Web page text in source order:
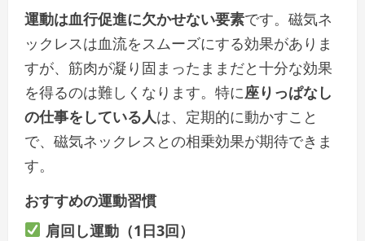
運動は血行促進に欠かせない要素です。磁気ネ
ックレスは血流をスムーズにする効果がありま
すが、筋肉が凝り固まったままだと十分な効果
を得るのは難しくなります。特に座りっぱなし
の仕事をしている人は、定期的に動かすこと
で、磁気ネックレスとの相乗効果が期待できま
す。
おすすめの運動習慣
肩回し運動（1日3回）